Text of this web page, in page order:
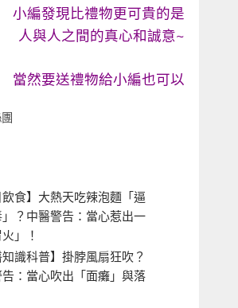
小編發現比禮物更可貴的是
人與人之間的真心和誠意~
當然要送禮物給小編也可以
飲食】大熱天吃辣泡麵「逼
？中醫警告：當心惹出一
」！
知識科普】掛脖風扇狂吹？
告：當心吹出「面癱」與落